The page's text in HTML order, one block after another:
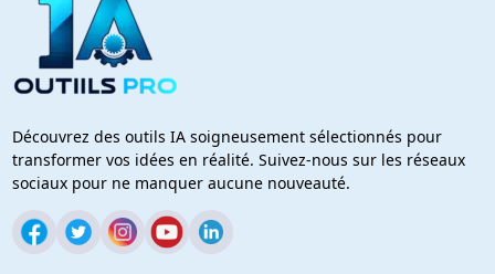
Découvrez des outils IA soigneusement sélectionnés pour
transformer vos idées en réalité. Suivez-nous sur les réseaux
sociaux pour ne manquer aucune nouveauté.